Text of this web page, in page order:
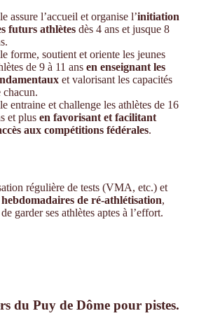
assure l’accueil et organise l’initiation
futurs athlètes dès 4 ans et jusque 8
forme, soutient et oriente les jeunes
de 9 à 11 ans en enseignant les
et valorisant les capacités
chacun.
entraine et challenge les athlètes de 16
et plus en favorisant et facilitant
aux compétitions fédérales.
régulière de tests (VMA, etc.) et
hebdomadaires de ré-athlétisation,
garder ses athlètes aptes à l’effort.
du Puy de Dôme pour pistes.